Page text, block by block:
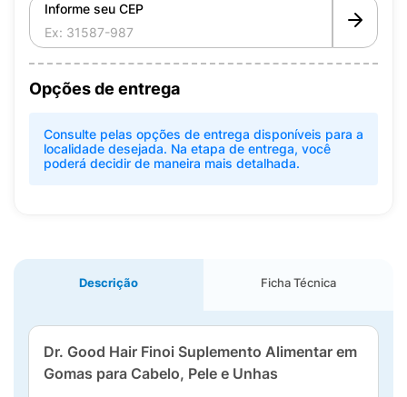
Informe seu CEP
Opções de entrega
Consulte pelas opções de entrega disponíveis para a
localidade desejada. Na etapa de entrega, você
poderá decidir de maneira mais detalhada.
Descrição Ficha Técnica
Dr. Good Hair Finoi Suplemento Alimentar em
Gomas para Cabelo, Pele e Unhas